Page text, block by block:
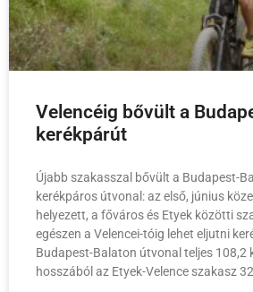
Velencéig bővült a
kerékpárút
Újabb szakasszal bővült a Budapest-
kerékpáros útvonal: az első, június
helyezett, a főváros és Etyek közötti
egészen a Velencei-tóig lehet eljutni
Budapest-Balaton útvonal teljes 108,2
hosszából az Etyek-Velence szakasz